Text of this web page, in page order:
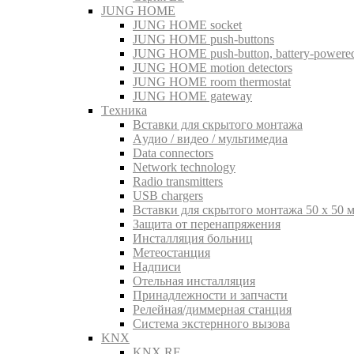
JUNG HOME
JUNG HOME socket
JUNG HOME push-buttons
JUNG HOME push-button, battery-
JUNG HOME motion detectors
JUNG HOME room thermostat
JUNG HOME gateway
Tехника
Вставки для скрытого монтажа
Aудио / видео / мультимедиа
Data connectors
Network technology
Radio transmitters
USB chargers
Вставки для скрытого монтажа 50 x 50
Защита от перенапряжения
Инсталляция больниц
Метеостанция
Надписи
Отельная инсталляция
Принадлежности и запчасти
Релейная/диммерная станция
Система экстернного вызова
KNX